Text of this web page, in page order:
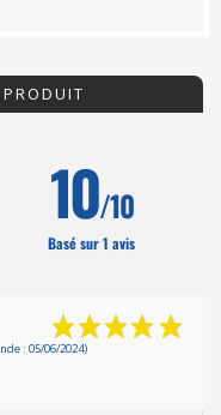
10/10
Basé sur 1 avis
: 05/06/2024)